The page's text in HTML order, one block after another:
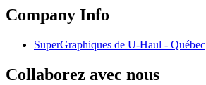
Company Info
SuperGraphiques de U-Haul - Québec
Collaborez avec nous